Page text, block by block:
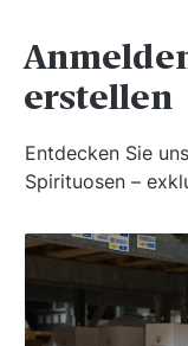
erstellen
Entdecken Sie
Spirituosen –